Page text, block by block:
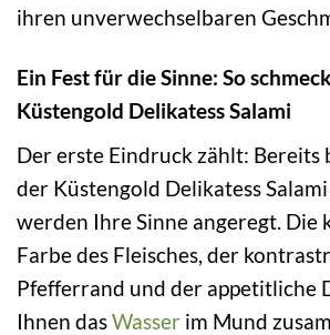
ihren unverwechselbaren
Ein Fest für die Sinne: So
Küstengold Delikatess Salami
Der erste Eindruck zählt: Bereits
der Küstengold Delikatess
werden Ihre Sinne angeregt. Die
Farbe des Fleisches, der
Pfefferrand und der appetitliche
Ihnen dasWasser im Mund